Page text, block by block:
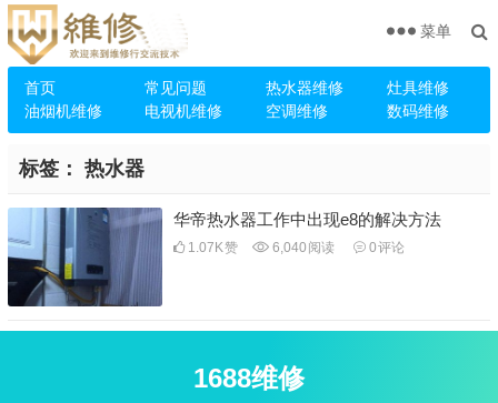
首页 常见问题 热水器维修
灶具维修
油烟机维修
电视机维修 空调维修 数码维修
菜单
标签： 热水器
华帝热水器工作中出现e8的解决方法
1.07K赞 6,040 阅读 0评论
1688维修